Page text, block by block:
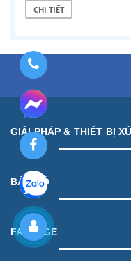
CHI TIẾT
GIẢI PHÁP & THIẾT BỊ
BẢN ĐỒ
FANPAGE